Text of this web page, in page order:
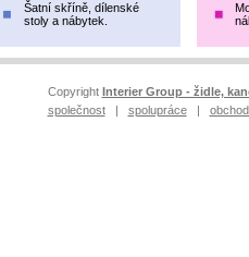
Šatní skříně, dílenské
stoly a nábytek.
Copyright Interier Group - židle,
společnost| spolupráce|